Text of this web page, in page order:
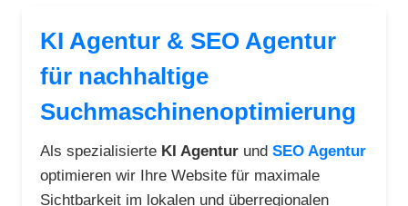
KI Agentur & SEO Agentur
für nachhaltige
Suchmaschinenoptimierung
Als spezialisierte KI Agentur und SEO Agentur
optimieren wir Ihre Website für maximale
Sichtbarkeit im lokalen und überregionalen